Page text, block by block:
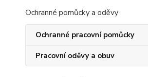
Ochranné pomůcky a oděvy
Ochranné pracovní pomůcky
Pracovní oděvy a obuv